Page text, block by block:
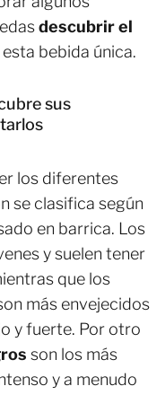
descubrir el
bebida única.
sus
los diferentes
se clasifica según
en barrica. Los
y suelen tener
que los
más envejecidos
y fuerte. Por otro
son los más
y a menudo